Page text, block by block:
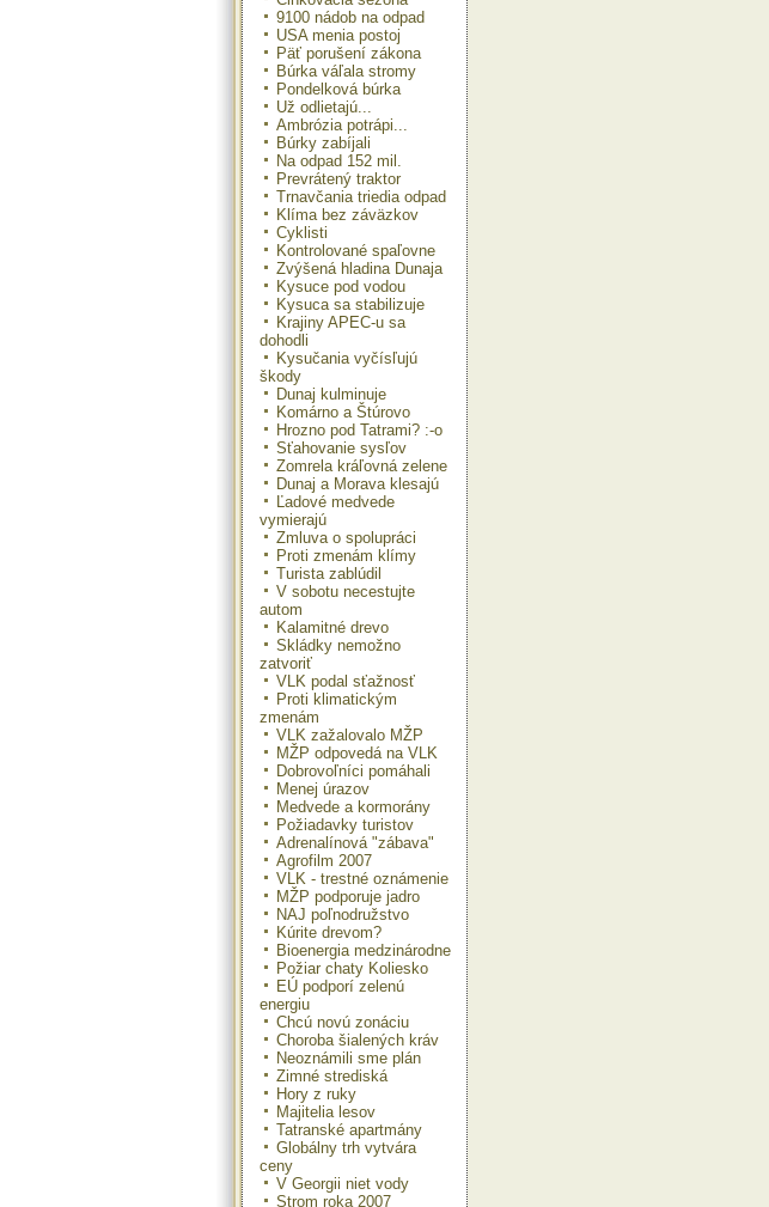
9100 nádob na odpad
USA menia postoj
Päť porušení zákona
Búrka váľala stromy
Pondelková búrka
Už odlietajú...
Ambrózia potrápi...
Búrky zabíjali
Na odpad 152 mil.
Prevrátený traktor
Trnavčania triedia odpad
Klíma bez záväzkov
Cyklisti
Kontrolované spaľovne
Zvýšená hladina Dunaja
Kysuce pod vodou
Kysuca sa stabilizuje
Krajiny APEC-u sa
dohodli
Kysučania vyčísľujú
škody
Dunaj kulminuje
Komárno a Štúrovo
Hrozno pod Tatrami? :-o
Sťahovanie sysľov
Zomrela kráľovná zelene
Dunaj a Morava klesajú
Ľadové medvede
vymierajú
Zmluva o spolupráci
Proti zmenám klímy
Turista zablúdil
V sobotu necestujte
autom
Kalamitné drevo
Skládky nemožno
zatvoriť
VLK podal sťažnosť
Proti klimatickým
zmenám
VLK zažalovalo MŽP
MŽP odpovedá na VLK
Dobrovoľníci pomáhali
Menej úrazov
Medvede a kormorány
Požiadavky turistov
Adrenalínová "zábava"
Agrofilm 2007
VLK - trestné oznámenie
MŽP podporuje jadro
NAJ poľnodružstvo
Kúrite drevom?
Bioenergia medzinárodne
Požiar chaty Koliesko
EÚ podporí zelenú
energiu
Chcú novú zonáciu
Choroba šialených kráv
Neoznámili sme plán
Zimné strediská
Hory z ruky
Majitelia lesov
Tatranské apartmány
Globálny trh vytvára
ceny
V Georgii niet vody
Strom roka 2007